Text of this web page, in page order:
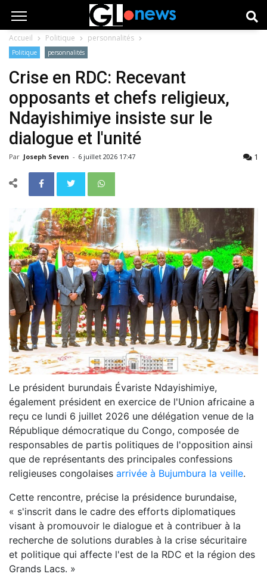
Accueil Politique personnalités
Politique personnalités
Crise en RDC: Recevant
opposants et chefs religieux,
Ndayishimiye insiste sur le
dialogue et l'unité
Par Joseph Seven - 6 juillet 2026 17:47 1
Le président burundais Évariste Ndayishimiye,
également président en exercice de l'Union africaine a
reçu ce lundi 6 juillet 2026 une délégation venue de la
République démocratique du Congo, composée de
responsables de partis politiques de l'opposition ainsi
que de représentants des principales confessions
religieuses congolaises arrivée à Bujumbura la veille.
Cette rencontre, précise la présidence burundaise,
« s'inscrit dans le cadre des efforts diplomatiques
visant à promouvoir le dialogue et à contribuer à la
recherche de solutions durables à la crise sécuritaire
et politique qui affecte l'est de la RDC et la région des
Grands Lacs. »